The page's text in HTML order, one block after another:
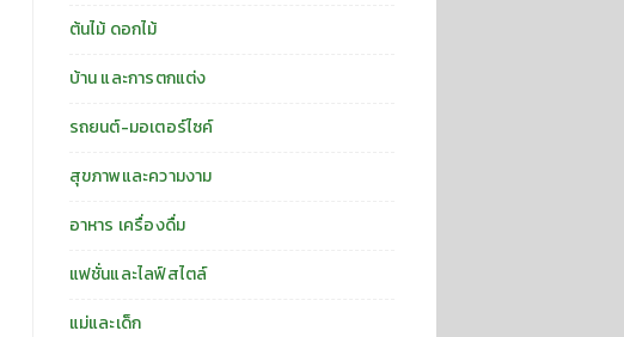
ต้นไม้ ดอกไม้
บ้าน และการตกแต่ง
รถยนต์-มอเตอร์ไซค์
สุขภาพและความงาม
อาหาร เครื่องดื่ม
แฟชั่นและไลฟ์สไตล์
แม่และเด็ก